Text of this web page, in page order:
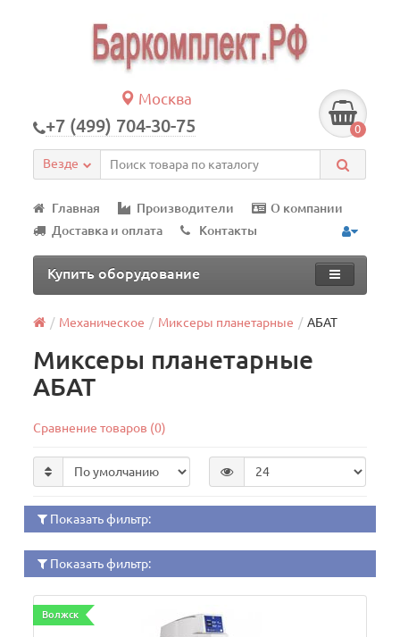
Москва
+7 (499) 704-30-75 0
Везде
Главная Производители
О компании
Доставка и оплата
Контакты
Купить оборудование
Механическое Миксеры планетарные АБАТ
Миксеры планетарные
АБАТ
Сравнение товаров (0)
Показать фильтр:
Показать фильтр:
Волжск